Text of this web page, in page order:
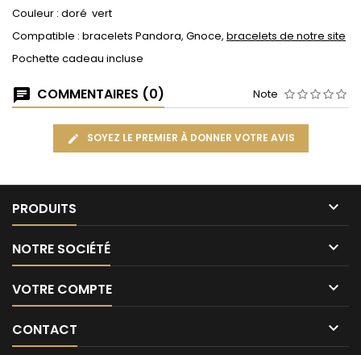
Couleur : doré vert
Compatible : bracelets Pandora, Gnoce, bracelets de notre site
Pochette cadeau incluse
COMMENTAIRES (0) Note
SOYEZ LE PREMIER À DONNER VOTRE AVIS
PRODUITS 
NOTRE SOCIÉTÉ 
VOTRE COMPTE 
CONTACT 